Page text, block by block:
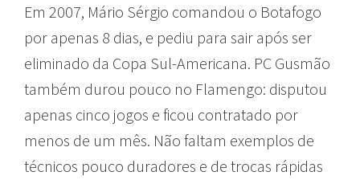
Em 2007, Mário Sérgio comandou o Botafogo
por apenas 8 dias, e pediu para sair após ser
eliminado da Copa Sul-Americana. PC Gusmão
também durou pouco no Flamengo: disputou
apenas cinco jogos e ficou contratado por
menos de um mês. Não faltam exemplos de
técnicos pouco duradores e de trocas rápidas